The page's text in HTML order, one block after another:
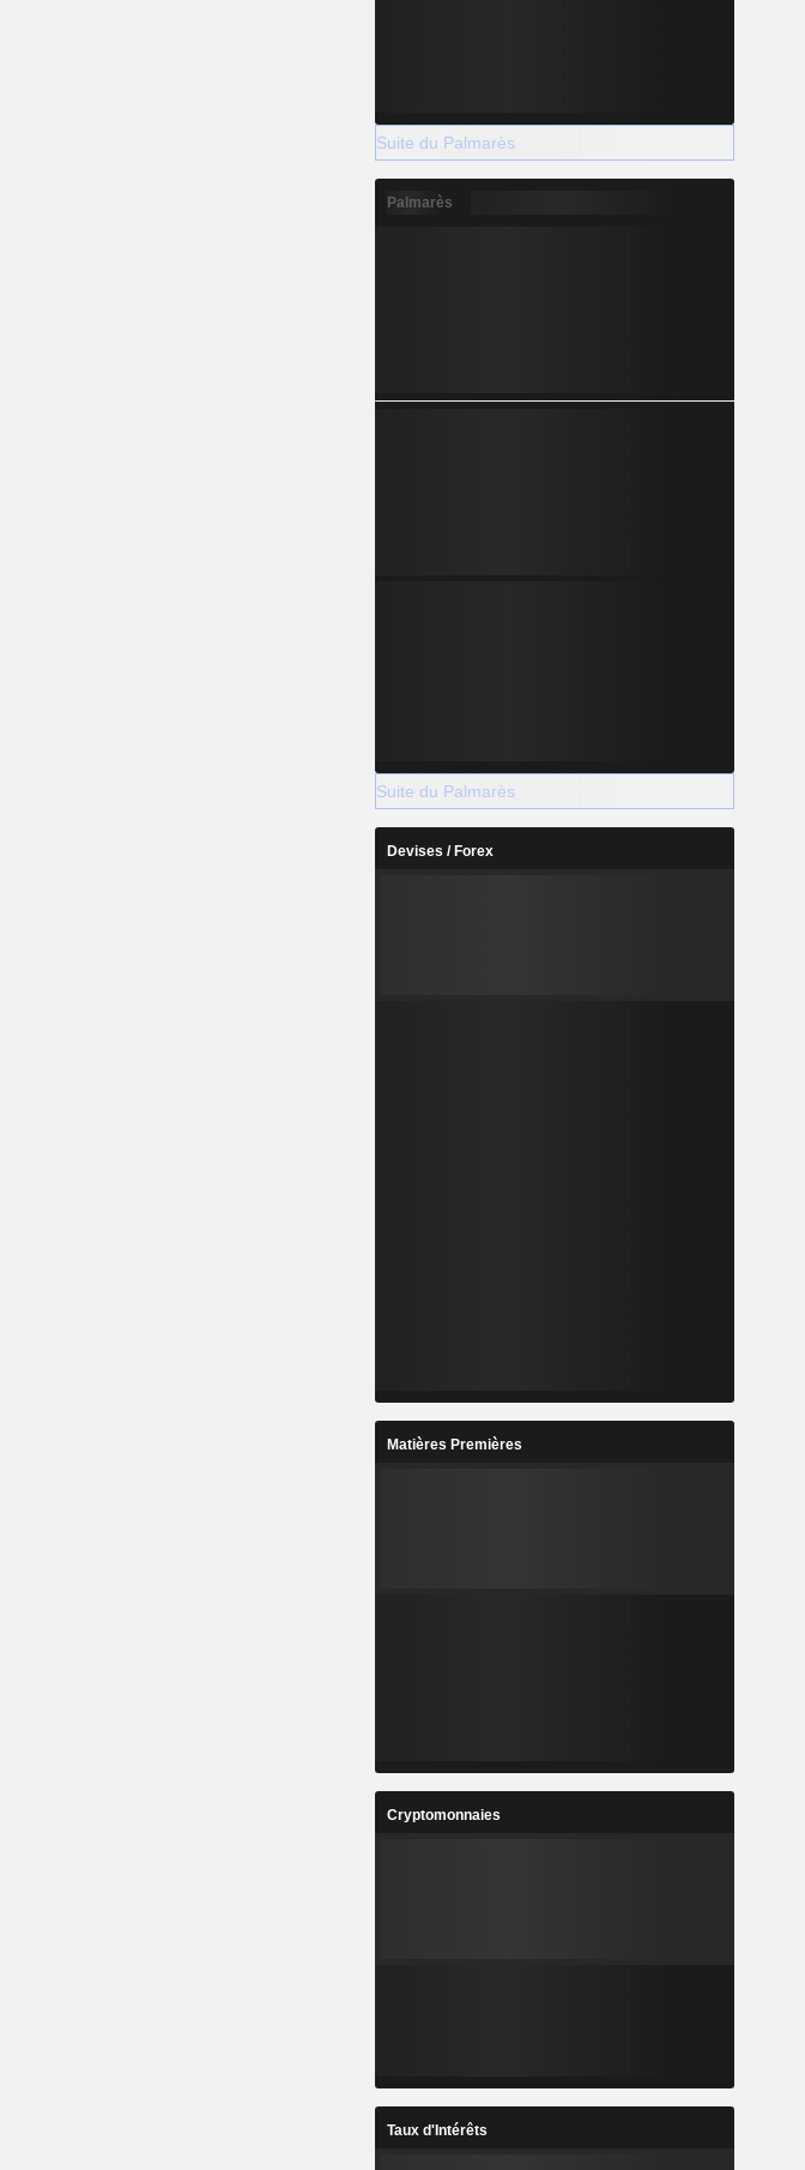
Suite du Palmarès
Palmarès
Suite du Palmarès
Devises / Forex
Matières Premières
Cryptomonnaies
Taux d'Intérêts